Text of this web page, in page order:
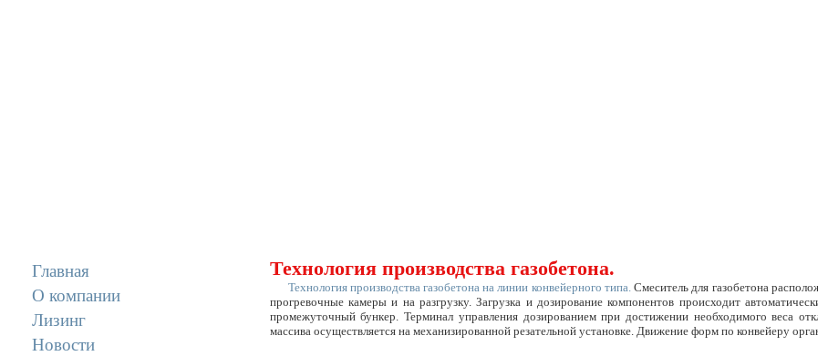
Главная
О компании
Лизинг
Новости
Технология производства газобетона.
Технология производства газобетона на линии конвейерного типа.Смеситель для газобетона
прогревочные камеры и на разгрузку. Загрузка и дозирование компонентов происходит
промежуточный бункер. Терминал управления дозированием при достижении необходимого веса
массива осуществляется на механизированной резательной установке. Движение форм по конвейеру